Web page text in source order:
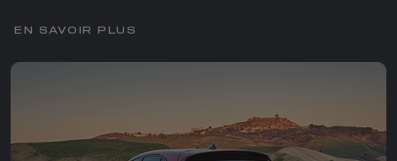
EN SAVOIR PLUS